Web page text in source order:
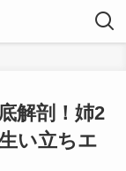
解剖！姉2
い立ちエ